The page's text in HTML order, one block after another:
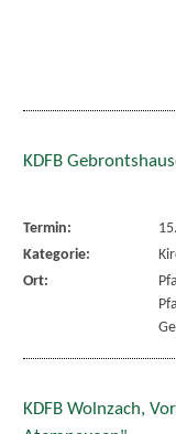
KDFB
Termin:
Kategorie:
Ort:
KDFB Wolnzach,